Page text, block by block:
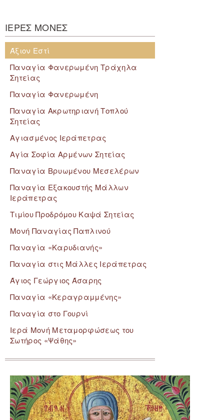
ΙΕΡΕΣ ΜΟΝΕΣ
Άξιον Εστί
Παναγία Φανερωμένη Τράχηλα
Σητείας
Παναγία Φανερωμένη
Παναγία Ακρωτηριανή Τοπλού
Σητείας
Αγιασμένος Ιεράπετρας
Αγία Σοφία Αρμένων Σητείας
Παναγία Βρυωμένου Μεσελέρων
Παναγία Εξακουστής Μάλλων
Ιεράπετρας
Τιμίου Προδρόμου Καψά Σητείας
Μονή Παναγίας Παπλινού
Παναγία «Καρυδιανής»
Παναγία στις Μάλλες Ιεράπετρας
Άγιος Γεώργιος Άσαρης
Παναγία «Κεραγραμμένης»
Παναγία στο Γουρνί
Ιερά Μονή Μεταμορφώσεως του
Σωτήρος «Ψάθης»